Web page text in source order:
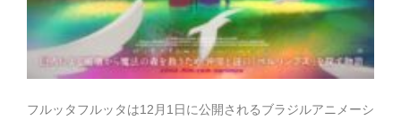
フルッタフルッタは12月1日に公開されるブラジルアニメーシ